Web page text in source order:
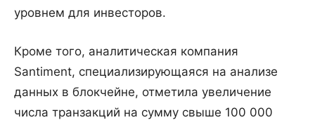
уровнем для инвесторов.
Кроме того, аналитическая компания
Santiment, специализирующаяся на анализе
данных в блокчейне, отметила увеличение
числа транзакций на сумму свыше 100 000